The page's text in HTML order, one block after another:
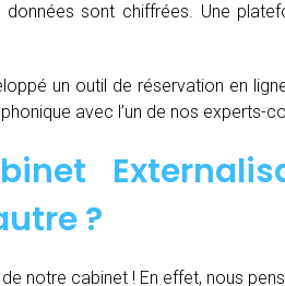
sont chiffrées. Une
un outil de réservation en
avec l’un de nos experts-
?
notre cabinet ! En effet, nous